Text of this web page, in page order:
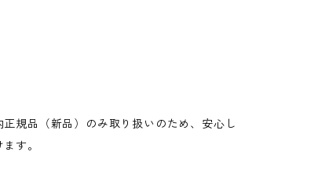
規品（新品）のみ取り扱いのため、安心し
す。